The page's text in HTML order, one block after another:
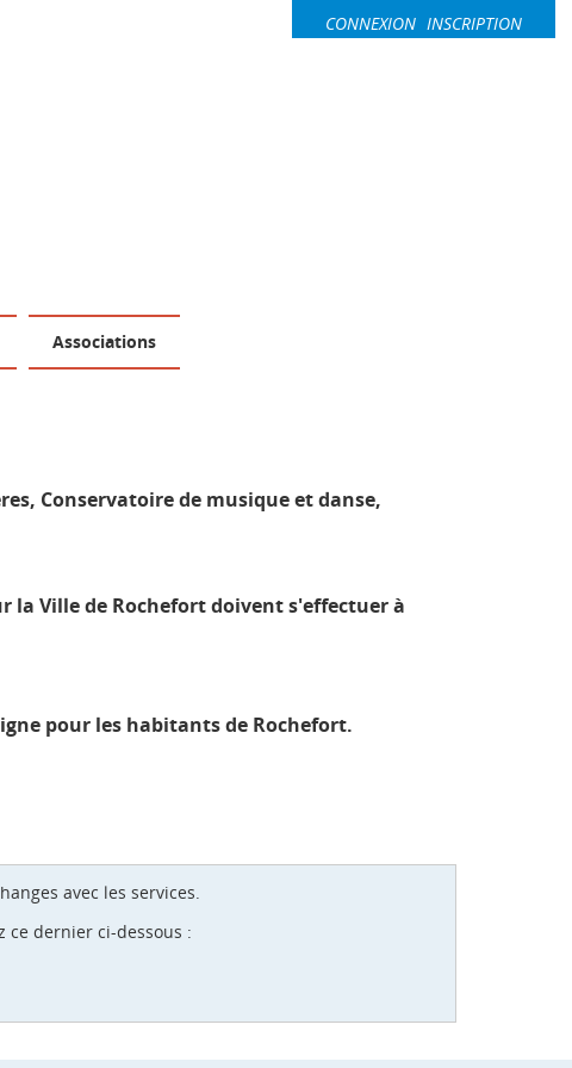
CONNEXION INSCRIPTION
Associations
Conservatoire de musique et danse,
la Ville de Rochefort doivent s'effectuer à
pour les habitants de Rochefort.
avec les services.
ce dernier ci-dessous :